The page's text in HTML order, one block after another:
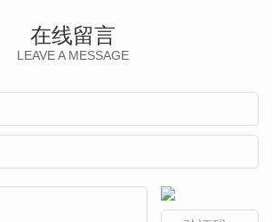
在线留言
LEAVE A MESSAGE